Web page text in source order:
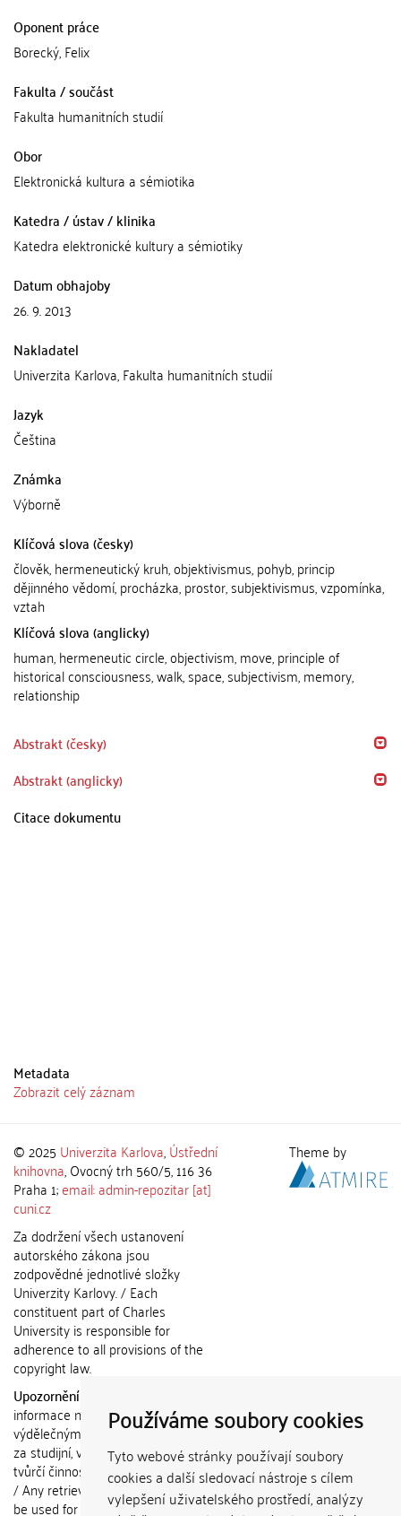
Používáme soubory cookies
Tyto webové stránky používají soubory
cookies a další sledovací nástroje s cílem
vylepšení uživatelského prostředí, analýzy
Oponent práce
Borecký, Felix
Fakulta / součást
Fakulta humanitních studií
Obor
Elektronická kultura a sémiotika
Katedra / ústav / klinika
Katedra elektronické kultury a sémiotiky
Datum obhajoby
26. 9. 2013
Nakladatel
Univerzita Karlova, Fakulta humanitních studií
Jazyk
Čeština
Známka
Výborně
Klíčová slova (česky)
člověk, hermeneutický kruh, objektivismus, pohyb, princip
dějinného vědomí, procházka, prostor, subjektivismus, vzpomínka,
vztah
Klíčová slova (anglicky)
human, hermeneutic circle, objectivism, move, principle of
historical consciousness, walk, space, subjectivism, memory,
relationship
Abstrakt (česky)
Abstrakt (anglicky)
Citace dokumentu
Metadata
Zobrazit celý záznam
© 2025 Univerzita Karlova,Ústřední
knihovna, Ovocný trh 560/5, 116 36
Praha 1;email: admin-repozitar [at]
cuni.cz
Za dodržení všech ustanovení
autorského zákona jsou
zodpovědné jednotlivé složky
Univerzity Karlovy. / Each
constituent part of Charles
University is responsible for
adherence to all provisions of the
copyright law.
Upozornění / Notice:
informace nemohou být použity k
výdělečným účelům nebo vydávány
za studijní, vědeckou nebo jinou
tvůrčí činnost jiné osoby než autora.
/ Any retrieved information shall not
be used for any commercial
Theme by